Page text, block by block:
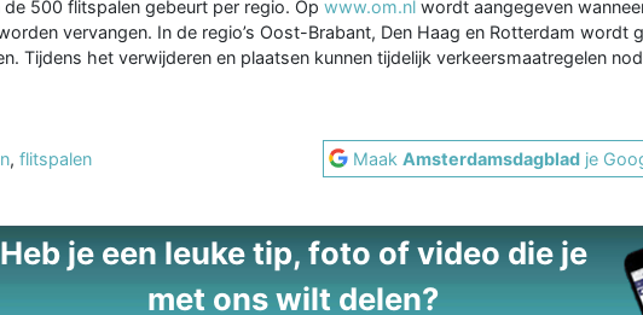
de 500 flitspalen gebeurt per regio. Op www.om.nl wordt aangegeven
vervangen. In de regio’s Oost-Brabant, Den Haag en Rotterdam wordt
Tijdens het verwijderen en plaatsen kunnen tijdelijk verkeersmaatregelen
, flitspalen MaakAmsterdamsdagblad je
Heb je een leuke tip, foto of video die je
met ons wilt delen?